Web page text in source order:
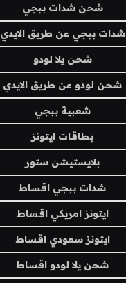
شحن شدات ببجي
شدات ببجي عن طريق الايدي
شحن يلا لودو
شحن لودو عن طريق الايدي
شعبية ببجي
بطاقات ايتونز
بلايستيشن ستور
شدات ببجي اقساط
ايتونز امريكي اقساط
ايتونز سعودي اقساط
شحن يلا لودو اقساط